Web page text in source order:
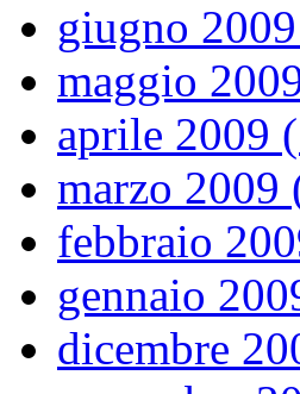
giugno
maggio
aprile 2009
marzo 2009
febbraio
gennaio
dicembre